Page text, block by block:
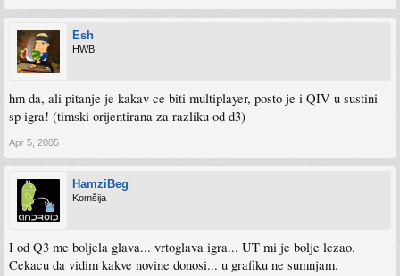
Esh
HWB
hm da, ali pitanje je kakav ce biti multiplayer, posto je i QIV u sustini
sp igra! (timski orijentirana za razliku od d3)
Apr 5, 2005
HamziBeg
Komšija
I od Q3 me boljela glava... vrtoglava igra... UT mi je bolje lezao.
Cekacu da vidim kakve novine donosi... u grafiku ne sumnjam.